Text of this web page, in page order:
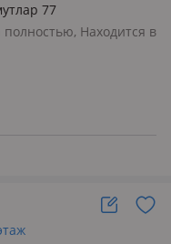
77
Находится в